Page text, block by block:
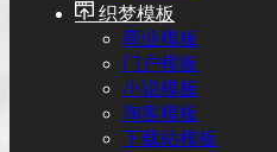
织梦模板
商业模板
门户模板
小说模板
淘客模板
下载站模板